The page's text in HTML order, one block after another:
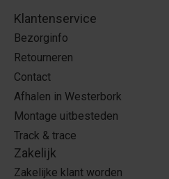
Klantenservice
Bezorginfo
Retourneren
Contact
Afhalen in Westerbork
Montage uitbesteden
Track & trace
Zakelijk
Zakelijke klant worden